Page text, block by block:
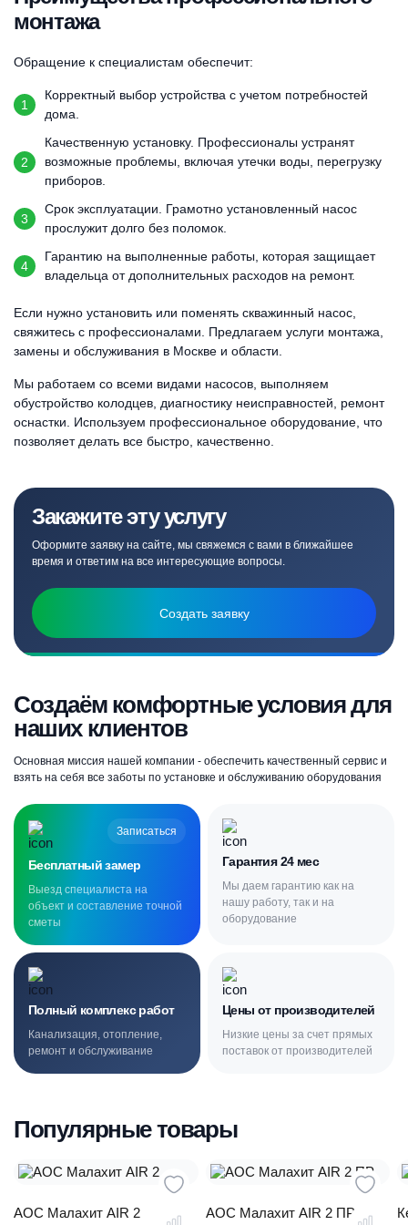
монтажа
Обращение к специалистам обеспечит:
Корректный выбор устройства с учетом потребностей
дома.
Качественную установку. Профессионалы устранят
возможные проблемы, включая утечки воды, перегрузку
приборов.
Срок эксплуатации. Грамотно установленный насос
прослужит долго без поломок.
Гарантию на выполненные работы, которая защищает
владельца от дополнительных расходов на ремонт.
Если нужно установить или поменять скважинный насос,
свяжитесь с профессионалами. Предлагаем услуги монтажа,
замены и обслуживания в Москве и области.
Мы работаем со всеми видами насосов, выполняем
обустройство колодцев, диагностику неисправностей, ремонт
оснастки. Используем профессиональное оборудование, что
позволяет делать все быстро, качественно.
Закажите эту услугу
Оформите заявку на сайте, мы свяжемся с вами в ближайшее
время и ответим на все интересующие вопросы.
Создать заявку
Создаём комфортные условия для
наших клиентов
Основная миссия нашей компании - обеспечить качественный сервис и
взять на себя все заботы по установке и обслуживанию оборудования
Записаться
Бесплатный замер
Выезд специалиста на
объект и составление точной
сметы
Гарантия 24 мес
Мы даем гарантию как на
нашу работу, так и на
оборудование
Полный комплекс работ
Канализация, отопление,
ремонт и обслуживание
Цены от производителей
Низкие цены за счет прямых
поставок от производителей
Популярные товары
АОС Малахит AIR 2 АОС Малахит AIR 2 ПР